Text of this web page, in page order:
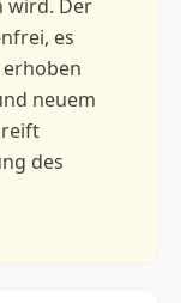
wird. Der
es
neuem
des